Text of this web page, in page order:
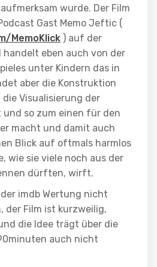
wurde. Der Film
Gast Memo Jeftic (
MemoKlick ) auf der
handelt eben auch von der
unter Kindern das in
aber die Konstruktion
Visualisierung der
so zum einen für den
macht und damit auch
Blick auf oftmals harmlos
wie sie viele noch aus der
dürften, wirft.
imdb Wertung nicht
der Film ist kurzweilig,
die Idee trägt über die
auch nicht